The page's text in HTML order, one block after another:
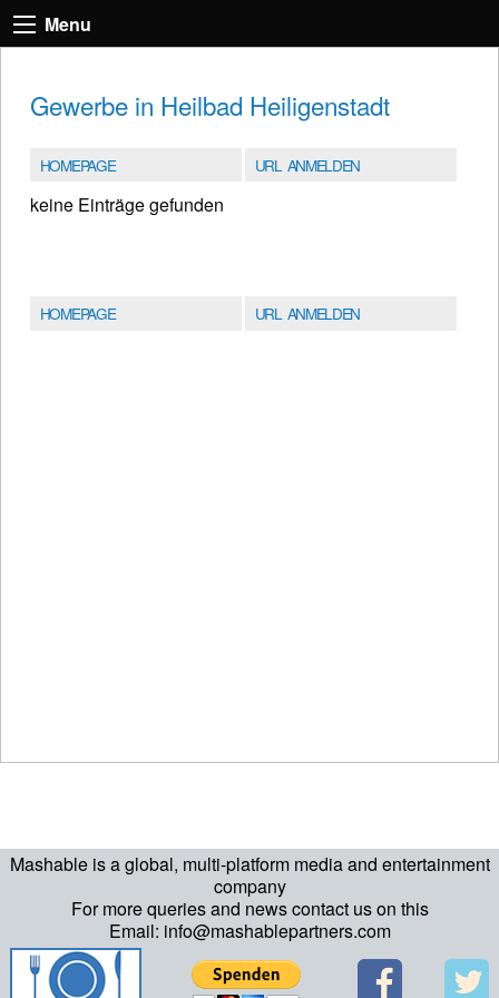
Mashable is a global, multi-platform media and entertainment
company
For more queries and news contact us on this
Email: info@mashablepartners.com
Menu
Gewerbe in Heilbad Heiligenstadt
HOMEPAGE URL ANMELDEN
keine Einträge gefunden
HOMEPAGE URL ANMELDEN